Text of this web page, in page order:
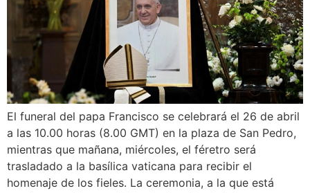
El funeral del papa Francisco se celebrará el 26 de abril
a las 10.00 horas (8.00 GMT) en la plaza de San Pedro,
mientras que mañana, miércoles, el féretro será
trasladado a la basílica vaticana para recibir el
homenaje de los fieles. La ceremonia, a la que está